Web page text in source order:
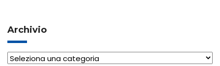
Archivio
Archivio